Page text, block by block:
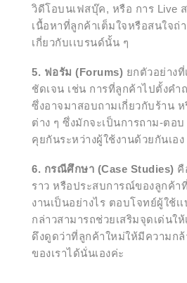
วิดีโอบนเฟสบุ๊ค, หรือ การ Live
เนื้อหาที่ลูกค้าเต็มใจหรือสนใจถ่
เกี่ยวกับเเบรนด์นั้น ๆ
5. ฟอรัม (Forums) ยกตัวอย่าง
ชัดเจน เช่น การที่ลูกค้าไปตั้งค
ซึ่งอาจมาสอบถามเกี่ยวกับร้าน ห
ต่าง ๆ ซึ่งมักจะเป็นการถาม-ตอ
คุยกันระหว่างผู้ใช้งานด้วยกันเอง
6. กรณีศึกษา (Case Studies) คื
ราว หรือประสบการณ์ของลูกค้า
งานเป็นอย่างไร ตอบโจทย์ผู้ใช้เ
กล่าวสามารถช่วยเสริมจุดเด่นให้
ดึงดูดว่าที่ลูกค้าใหม่ให้มีความกล้
ของเราได้นั่นเองค่ะ